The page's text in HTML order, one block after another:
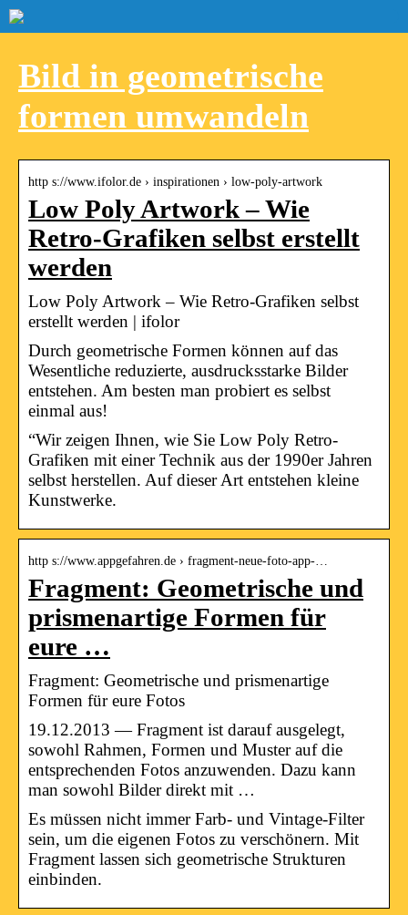
Bild in geometrische
formen umwandeln
http s://www.ifolor.de › inspirationen › low-poly-artwork
Low Poly Artwork – Wie
Retro-Grafiken selbst erstellt
werden
Low Poly Artwork – Wie Retro-Grafiken selbst
erstellt werden | ifolor
Durch geometrische Formen können auf das
Wesentliche reduzierte, ausdrucksstarke Bilder
entstehen. Am besten man probiert es selbst
einmal aus!
“Wir zeigen Ihnen, wie Sie Low Poly Retro-
Grafiken mit einer Technik aus der 1990er Jahren
selbst herstellen. Auf dieser Art entstehen kleine
Kunstwerke.
http s://www.appgefahren.de › fragment-neue-foto-app-…
Fragment: Geometrische und
prismenartige Formen für
eure …
Fragment: Geometrische und prismenartige
Formen für eure Fotos
19.12.2013 — Fragment ist darauf ausgelegt,
sowohl Rahmen, Formen und Muster auf die
entsprechenden Fotos anzuwenden. Dazu kann
man sowohl Bilder direkt mit …
Es müssen nicht immer Farb- und Vintage-Filter
sein, um die eigenen Fotos zu verschönern. Mit
Fragment lassen sich geometrische Strukturen
einbinden.